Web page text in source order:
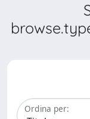
Ordina per: